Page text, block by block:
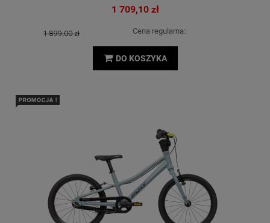
1 709,10 zł
Cena regularna:
1 899,00 zł
DO KOSZYKA